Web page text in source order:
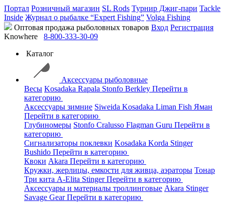
Портал Розничный магазин SL Rods Турнир Джиг-пари Tackle
Inside Журнал о рыбалке “Expert Fishing” Volga Fishing
Оптовая продажа рыболовных товаров Вход Регистрация
Knowhere
8-800-333-30-09
Каталог
Аксессуары рыболовные
Весы Kosadaka Rapala Stonfo Berkley Перейти в
категорию
Аксессуары зимние Siweida Kosadaka Liman Fish Яман
Перейти в категорию
Глубиномеры Stonfo Cralusso Flagman Guru Перейти в
категорию
Сигнализаторы поклевки Kosadaka Korda Stinger
Bushido Перейти в категорию
Квоки Akara Перейти в категорию
Кружки, жерлицы, емкости для живца, аэраторы Тонар
Три кита A-Elita StingerПерейти в категорию
Аксессуары и материалы троллинговые Akara Stinger
Savage GearПерейти в категорию